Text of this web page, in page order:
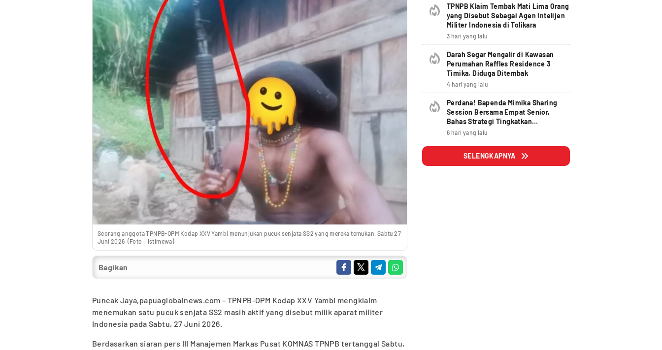
Seorang anggota TPNPB-OPM Kodap XXV Yambi menunjukan pucuk senjata SS2 yang mereka temukan, Sabtu 27
Juni 2026. (Foto – Istimewa).
Bagikan
Puncak Jaya,papuaglobalnews.com – TPNPB-OPM Kodap XXV Yambi mengklaim
menemukan satu pucuk senjata SS2 masih aktif yang disebut milik aparat militer
Indonesia pada Sabtu, 27 Juni 2026.
Berdasarkan siaran pers III Manajemen Markas Pusat KOMNAS TPNPB tertanggal Sabtu,
TPNPB Klaim Tembak Mati Lima Orang
yang Disebut Sebagai Agen Intelijen
Militer Indonesia di Tolikara
3 hari yang lalu
Darah Segar Mengalir di Kawasan
Perumahan Raffles Residence 3
Timika, Diduga Ditembak
4 hari yang lalu
Perdana! Bapenda Mimika Sharing
Session Bersama Empat Senior,
Bahas Strategi Tingkatkan
Pendapatan Daerah
6 hari yang lalu
SELENGKAPNYA